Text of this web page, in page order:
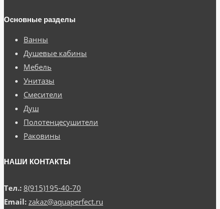
Основные разделы
Ванны
Душевые кабины
Мебель
Унитазы
Смесители
Душ
Полотенцесушители
Раковины
НАШИ КОНТАКТЫ
Тел.: 8(915)195-40-70
Email: zakaz@aquaperfect.ru